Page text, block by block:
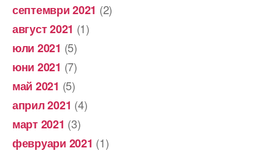
септември 2021 (2)
август 2021 (1)
юли 2021 (5)
юни 2021 (7)
май 2021 (5)
април 2021 (4)
март 2021 (3)
февруари 2021 (1)